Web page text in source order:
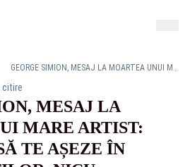
GEORGE SIMION, MESAJ LA MOARTEA UNUI MARE ARTIST: „DUMNEZEU SĂ TE AȘEZE ÎN CEATA DREPȚILOR, NICU COVACI!”
citire
MESAJ LA
MARE ARTIST:
TE AȘEZE ÎN